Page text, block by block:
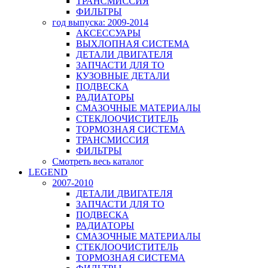
ФИЛЬТРЫ
год выпуска: 2009-2014
АКСЕССУАРЫ
ВЫХЛОПНАЯ СИСТЕМА
ДЕТАЛИ ДВИГАТЕЛЯ
ЗАПЧАСТИ ДЛЯ ТО
КУЗОВНЫЕ ДЕТАЛИ
ПОДВЕСКА
РАДИАТОРЫ
СМАЗОЧНЫЕ МАТЕРИАЛЫ
СТЕКЛООЧИСТИТЕЛЬ
ТОРМОЗНАЯ СИСТЕМА
ТРАНСМИССИЯ
ФИЛЬТРЫ
Смотреть весь каталог
LEGEND
2007-2010
ДЕТАЛИ ДВИГАТЕЛЯ
ЗАПЧАСТИ ДЛЯ ТО
ПОДВЕСКА
РАДИАТОРЫ
СМАЗОЧНЫЕ МАТЕРИАЛЫ
СТЕКЛООЧИСТИТЕЛЬ
ТОРМОЗНАЯ СИСТЕМА